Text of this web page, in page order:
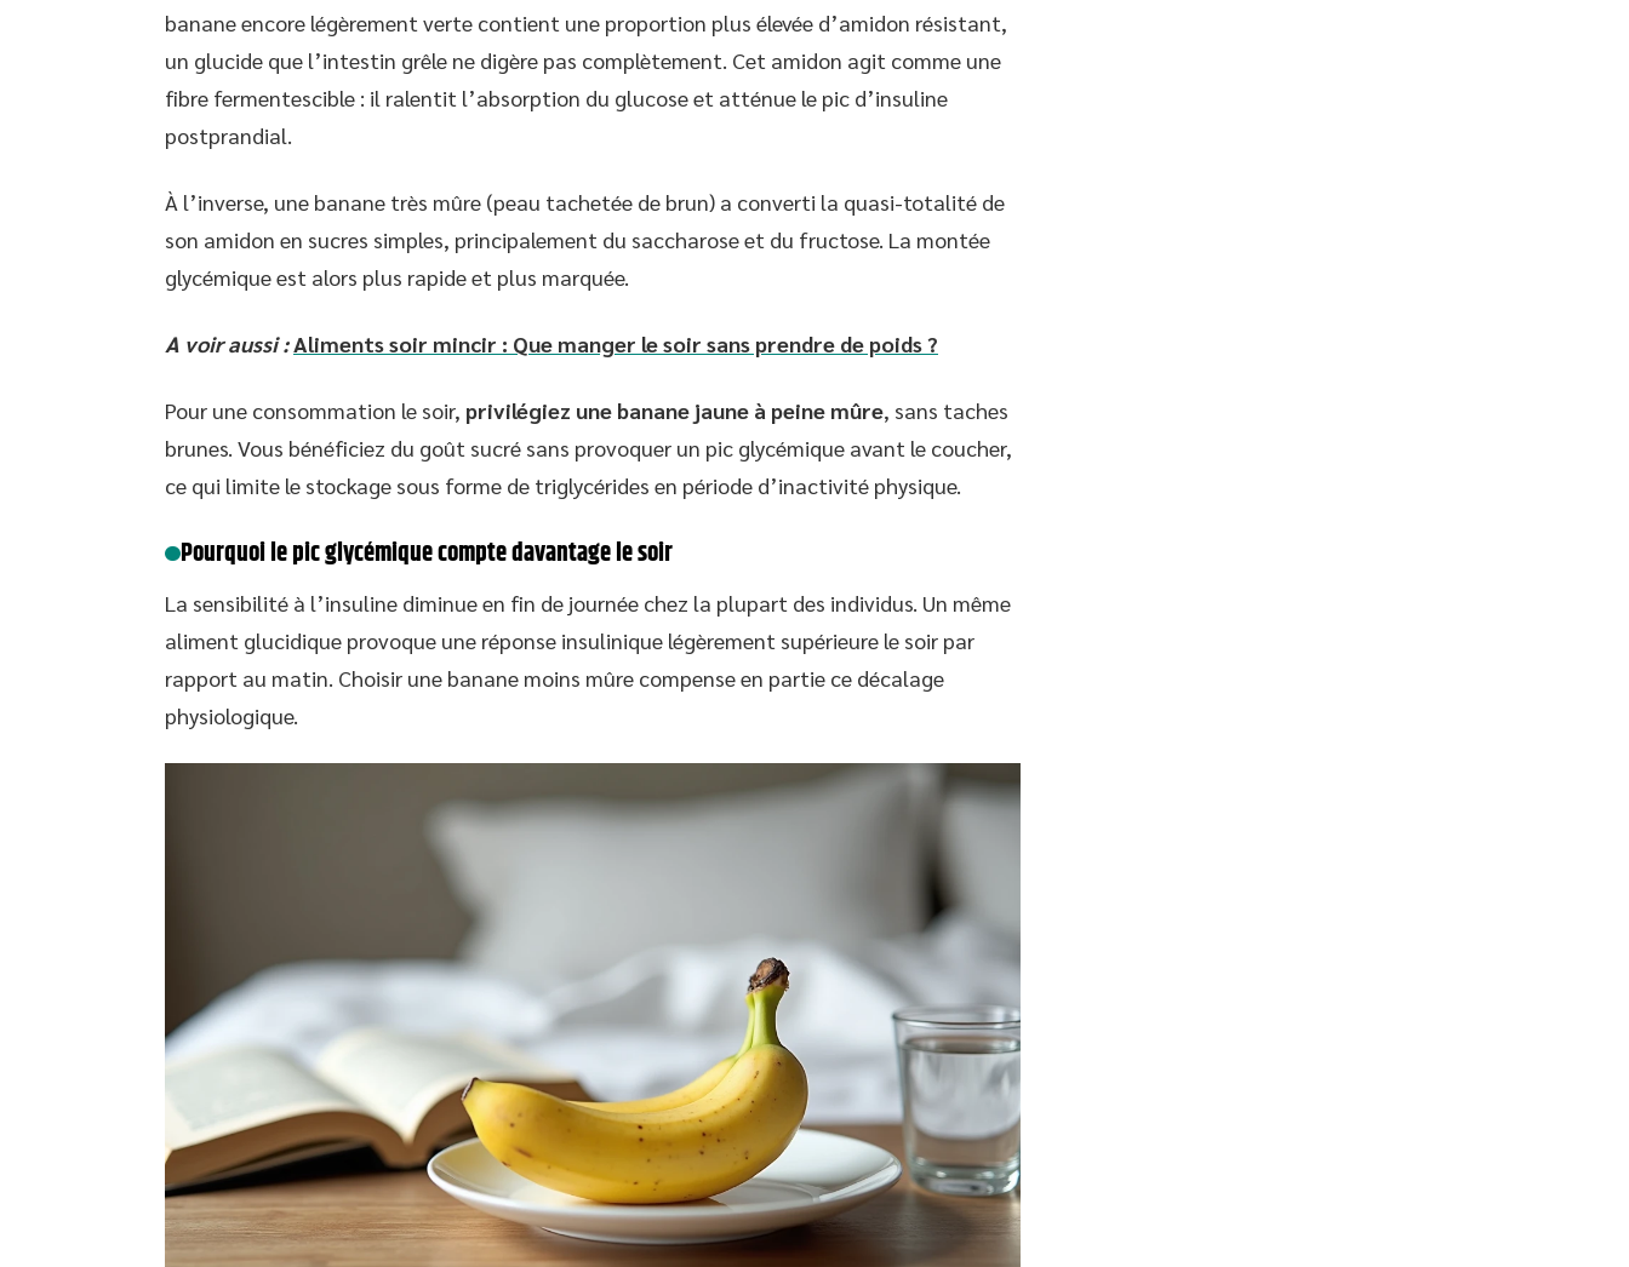
banane encore légèrement verte contient une proportion plus élevée d’amidon résistant,
un glucide que l’intestin grêle ne digère pas complètement. Cet amidon agit comme une
fibre fermentescible : il ralentit l’absorption du glucose et atténue le pic d’insuline
postprandial.
À l’inverse, une banane très mûre (peau tachetée de brun) a converti la quasi-totalité de
son amidon en sucres simples, principalement du saccharose et du fructose. La montée
glycémique est alors plus rapide et plus marquée.
A voir aussi :Aliments soir mincir : Que manger le soir sans prendre de poids ?
Pour une consommation le soir, privilégiez une banane jaune à peine mûre, sans taches
brunes. Vous bénéficiez du goût sucré sans provoquer un pic glycémique avant le coucher,
ce qui limite le stockage sous forme de triglycérides en période d’inactivité physique.
Pourquoi le pic glycémique compte davantage le soir
La sensibilité à l’insuline diminue en fin de journée chez la plupart des individus. Un même
aliment glucidique provoque une réponse insulinique légèrement supérieure le soir par
rapport au matin. Choisir une banane moins mûre compense en partie ce décalage
physiologique.